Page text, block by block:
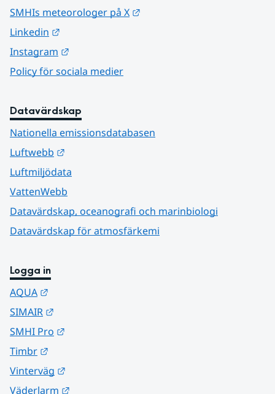
SMHIs meteorologer på X
Linkedin
Instagram
Policy för sociala medier
Datavärdskap
Nationella emissionsdatabasen
Luftwebb
Luftmiljödata
VattenWebb
Datavärdskap, oceanografi och marinbiologi
Datavärdskap för atmosfärkemi
Logga in
AQUA
SIMAIR
SMHI Pro
Timbr
Vinterväg
Väderlarm